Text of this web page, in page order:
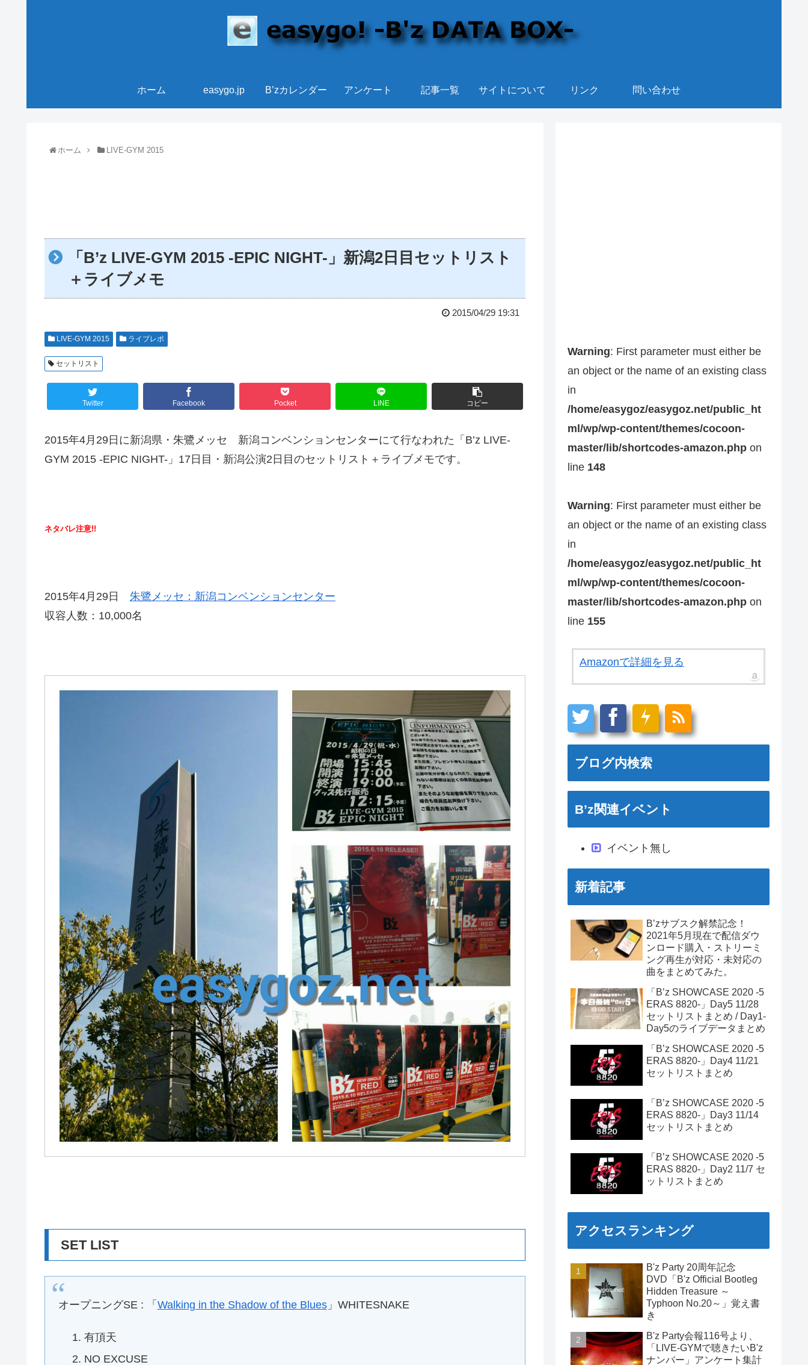
ホーム easygo.jp B’zカレンダー アンケート 記事一覧 サイトについて リンク 問い合わせ
ホーム LIVE-GYM 2015
「B’z LIVE-GYM 2015 -EPIC NIGHT-」新潟2日目セットリスト
＋ライブメモ
2015/04/29 19:31
LIVE-GYM 2015 ライブレポ
セットリスト
Twitter Facebook Pocket LINE コピー
2015年4月29日に新潟県・朱鷺メッセ 新潟コンベンションセンターにて行なわれた「B’z LIVE-
GYM 2015 -EPIC NIGHT-」17日目・新潟公演2日目のセットリスト＋ライブメモです。
ネタバレ注意!!
2015年4月29日 朱鷺メッセ：新潟コンベンションセンター
収容人数：10,000名
SET LIST
オープニングSE : 「 Walking in the Shadow of the Blues」WHITESNAKE
有頂天
NO EXCUSE
Warning: First parameter must either be
an object or the name of an existing class
in
/home/easygoz/easygoz.net/public_ht
ml/wp/wp-content/themes/cocoon-
master/lib/shortcodes-amazon.php on
line 148
Warning: First parameter must either be
an object or the name of an existing class
in
/home/easygoz/easygoz.net/public_ht
ml/wp/wp-content/themes/cocoon-
master/lib/shortcodes-amazon.php on
line 155
Amazonで詳細を見る
ブログ内検索
B’z関連イベント
イベント無し
新着記事
B’zサブスク解禁記念！
2021年5月現在で配信ダウ
ンロード購入・ストリーミ
ング再生が対応・未対応の
曲をまとめてみた。
「B’z SHOWCASE 2020 -5
ERAS 8820-」Day5 11/28
セットリストまとめ / Day1-
Day5のライブデータまとめ
「B’z SHOWCASE 2020 -5
ERAS 8820-」Day4 11/21
セットリストまとめ
「B’z SHOWCASE 2020 -5
ERAS 8820-」Day3 11/14
セットリストまとめ
「B’z SHOWCASE 2020 -5
ERAS 8820-」Day2 11/7 セ
ットリストまとめ
アクセスランキング
B'z Party 20周年記念
DVD「B'z Official Bootleg
Hidden Treasure ～
Typhoon No.20～」覚え書
き
B'z Party会報116号より、
「LIVE-GYMで聴きたいB'z
ナンバー」アンケート集計